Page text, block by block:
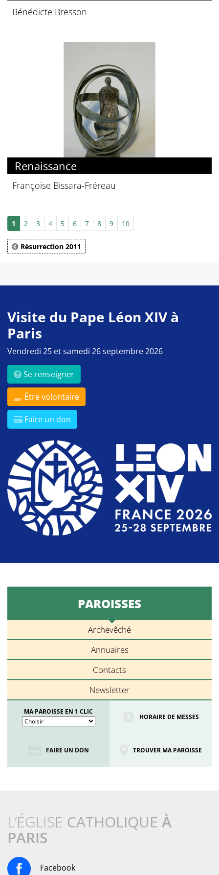
Bénédicte Bresson
Renaissance
Françoise Bissara-Fréreau
1 2 3 4 5 6 7 8 9 10
Résurrection 2011
Visite du Pape Léon XIV à
Paris
Vendredi 25 et samedi 26 septembre 2026
Se renseigner
Être volontaire
Faire un don
PAROISSES
Archevêché
Annuaires
Contacts
Newsletter
MA PAROISSE EN 1 CLIC
HORAIRE DE MESSES
FAIRE UN DON TROUVER MA PAROISSE
L’ÉGLISE CATHOLIQUE À
PARIS
Facebook